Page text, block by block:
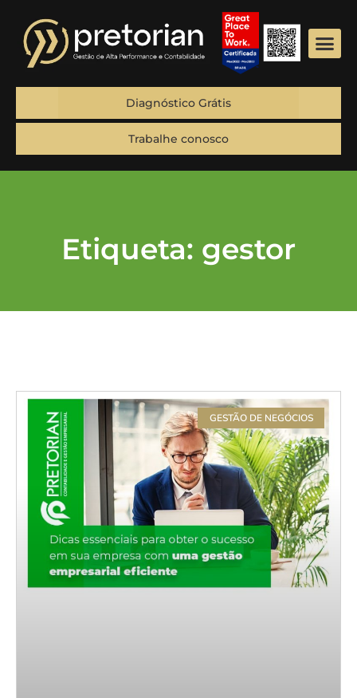
Diagnóstico Grátis
Trabalhe conosco
Etiqueta: gestor
GESTÃO DE NEGÓCIOS